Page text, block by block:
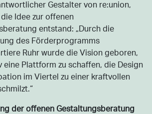
Gestalter von re:union,
Idee zur offenen
entstand: „Durch die
des Förderprogramms
Ruhr wurde die Vision geboren,
eine Plattform zu schaffen, die Design
im Viertel zu einer kraftvollen
der offenen Gestaltungsberatung